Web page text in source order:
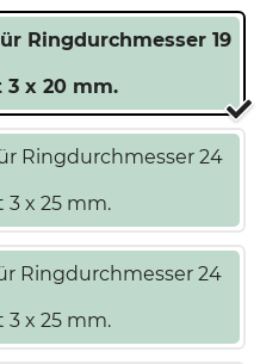
Ringdurchmesser 19
x 20 mm.
Ringdurchmesser 24
x 25 mm.
Ringdurchmesser 24
x 25 mm.